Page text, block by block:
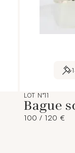
LOT N°11
Bague
100 / 120 €